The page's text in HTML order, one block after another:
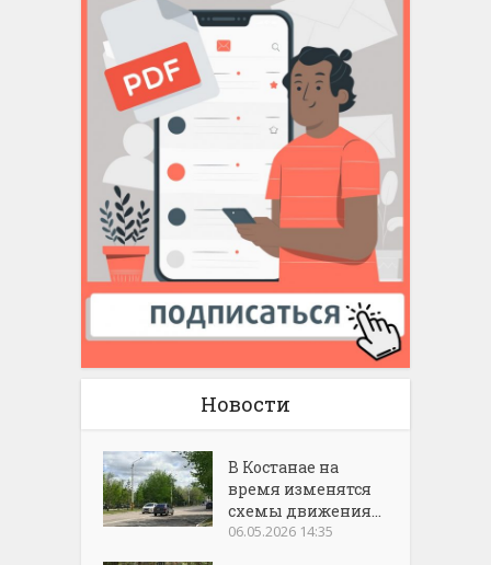
Новости
В Костанае на
время изменятся
схемы движения...
06.05.2026 14:35